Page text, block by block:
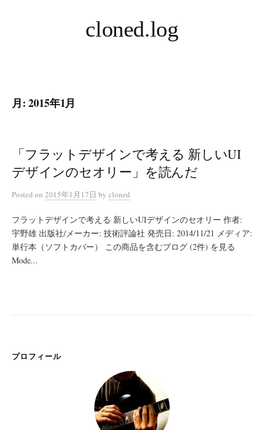
ス
プ
cloned.log
月:2015年1月
「フラットデザインで考える 新しいUI
デザインのセオリー」を読んだ
Posted on 2015年1月17日 by cloned
フラットデザインで考える 新しいUIデザインのセオリー 作者:
宇野雄 出版社/メーカー: 技術評論社 発売日: 2014/11/21 メディア:
単行本（ソフトカバー） この商品を含むブログ (2件) を見る
Mode...
プロフィール